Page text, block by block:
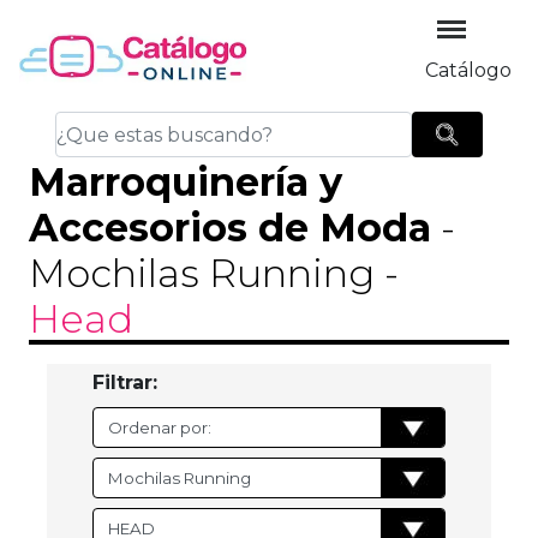
Catálogo
Marroquinería y
Accesorios de Moda -
Mochilas Running -
Head
Filtrar: